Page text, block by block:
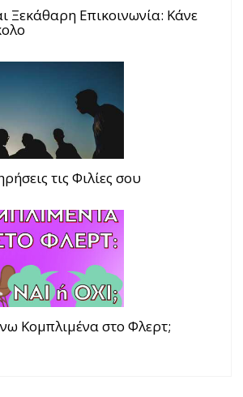
Ξεκάθαρη Επικοινωνία: Κάνε
τις Φιλίες σου
Κομπλιμένα στο Φλερτ;